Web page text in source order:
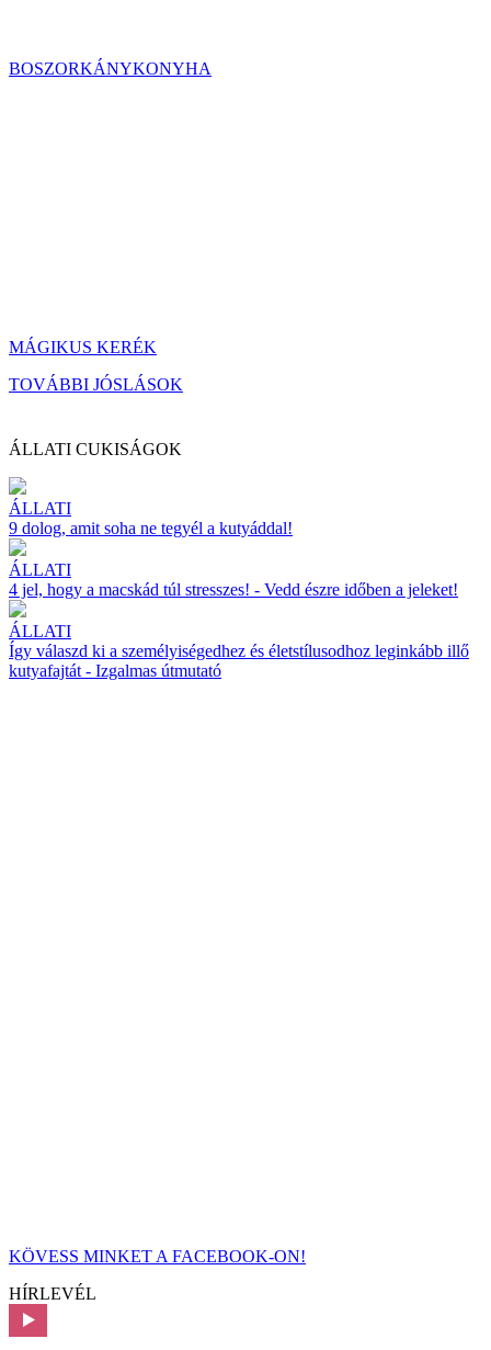
BOSZORKÁNYKONYHA
MÁGIKUS KERÉK
TOVÁBBI JÓSLÁSOK
ÁLLATI CUKISÁGOK
ÁLLATI
9 dolog, amit soha ne tegyél a kutyáddal!
ÁLLATI
4 jel, hogy a macskád túl stresszes! - Vedd észre időben a jeleket!
ÁLLATI
Így válaszd ki a személyiségedhez és életstílusodhoz leginkább illő
kutyafajtát - Izgalmas útmutató
KÖVESS MINKET A FACEBOOK-ON!
HÍRLEVÉL